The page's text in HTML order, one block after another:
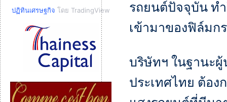
ปฏิทินเศรษฐกิจ โดย TradingView
รถยนต์ปัจจุบัน ทํ
เข้ามาของฟิล์มก
บริษัทฯ ในฐานะ
ประเทศไทย ต้อง